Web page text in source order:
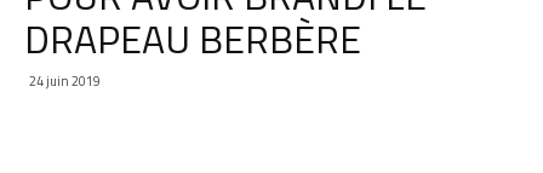
DRAPEAU BERBÈRE
24 juin 2019